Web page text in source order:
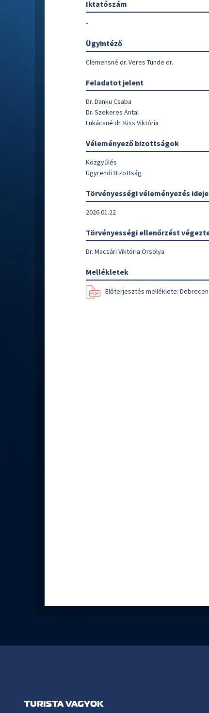
Iktatószám
-
Ügyintéző
Clemensné dr. Veres Tünde dr.
Feladatot jelent
Dr. Danku Csaba
Dr. Szekeres Antal
Lukácsné dr. Kiss Viktória
Véleményező bizottságok
Közgyűlés
Ügyrendi Bizottság
Törvényességi véleményezés ideje
2026.01.22
Törvényességi ellenőrzést
Dr. Macsári Viktória Orsolya
Mellékletek
Előterjesztés melléklete:
TURISTA VAGYOK